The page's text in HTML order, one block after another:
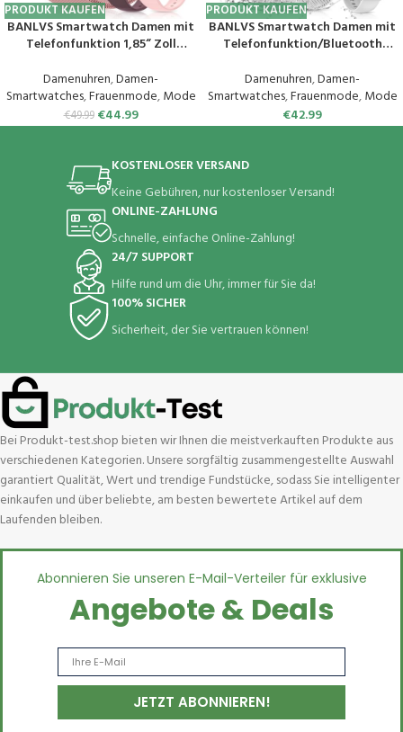
PRODUKT KAUFEN
BANLVS Smartwatch Damen mit
Telefonfunktion 1,85“ Zoll
Herzfrequenz, Schlafmonitor,
Menstruationszyklus, IP68
wasserdichte Sportuhr für iOS
und Android (Rosa)
Damenuhren,Damen-
Smartwatches,Frauenmode,Mode
€49.99 €44.99
PRODUKT KAUFEN
BANLVS Smartwatch Damen mit
Telefonfunktion/Bluetooth
Menstruationszyklus, Pulsuhr,
Schlafmonitor, SpO2, IP68
Wasserdicht Schrittzähler
Fitness Tracker iOS Android
Damenuhren,Damen-
Smartwatches,Frauenmode,Mode
€42.99
KOSTENLOSER VERSAND
Keine Gebühren, nur kostenloser Versand!
ONLINE-ZAHLUNG
Schnelle, einfache Online-Zahlung!
24/7 SUPPORT
Hilfe rund um die Uhr, immer für Sie da!
100% SICHER
Sicherheit, der Sie vertrauen können!
Bei Produkt-test.shop bieten wir Ihnen die meistverkauften Produkte aus
verschiedenen Kategorien. Unsere sorgfältig zusammengestellte Auswahl
garantiert Qualität, Wert und trendige Fundstücke, sodass Sie intelligenter
einkaufen und über beliebte, am besten bewertete Artikel auf dem
Laufenden bleiben.
Abonnieren Sie unseren E-Mail-Verteiler für exklusive
Angebote & Deals